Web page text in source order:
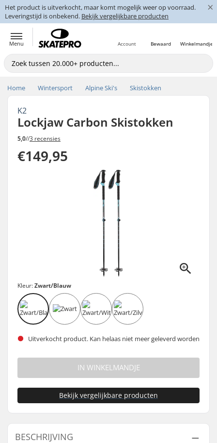
Het product is uitverkocht, maar komt mogelijk weer op voorraad.
Leveringstijd is onbekend. Bekijk vergelijkbare producten
×
Menu Winkelmandje
Bewaard
Account
Home Wintersport Alpine Ski's Skistokken
K2
Lockjaw Carbon Skistokken
5,0//3 recensies
€149,95
Kleur:Zwart/Blauw
Uitverkocht product. Kan helaas niet meer geleverd worden
IN WINKELMANDJE
Bekijk vergelijkbare producten
BESCHRIJVING